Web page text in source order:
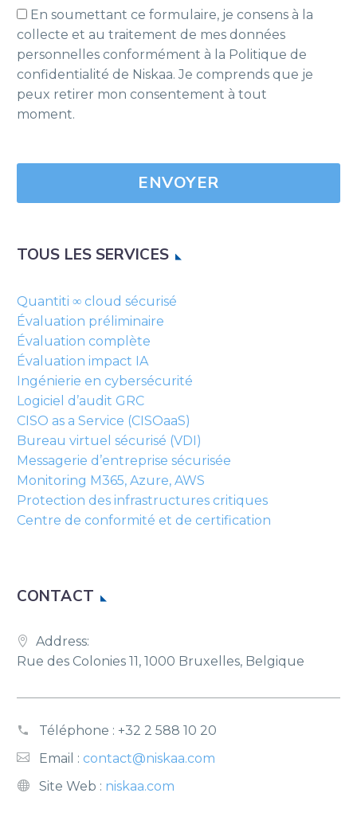
En soumettant ce formulaire, je consens à la
collecte et au traitement de mes données
personnelles conformément à la Politique de
confidentialité de Niskaa. Je comprends que je
peux retirer mon consentement à tout
moment.
Please
this
TOUS LES SERVICES
Quantiti ∞ cloud sécurisé
Évaluation préliminaire
Évaluation complète
Évaluation impact IA
Ingénierie en cybersécurité
Logiciel d’audit GRC
CISO as a Service (CISOaaS)
Bureau virtuel sécurisé (VDI)
Messagerie d’entreprise sécurisée
Monitoring M365, Azure, AWS
Protection des infrastructures critiques
Centre de conformité et de certification
CONTACT
Address:
Rue des Colonies 11, 1000 Bruxelles, Belgique
Téléphone : +32 2 588 10 20
Email : contact@niskaa.com
Site Web : niskaa.com